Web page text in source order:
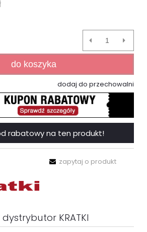
do koszyka
dodaj do przechowalni
rabatowy na ten produkt!
zapytaj o produkt
KRATKI